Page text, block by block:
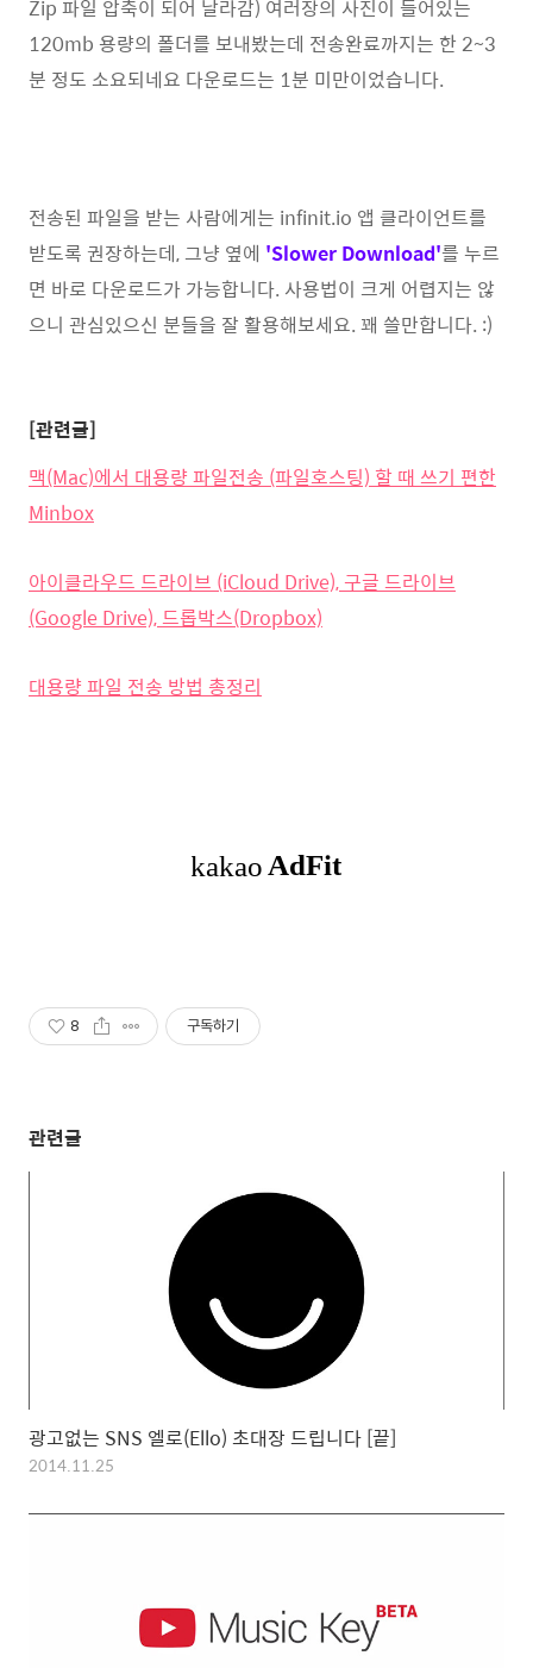
Zip 파일 압축이 되어 날라감) 여러장의 사진이 들어있는
120mb 용량의 폴더를 보내봤는데 전송완료까지는 한 2~3
분 정도 소요되네요 다운로드는 1분 미만이었습니다.
전송된 파일을 받는 사람에게는 infinit.io 앱 클라이언트를
받도록 권장하는데, 그냥 옆에 'Slower Download'를 누르
면 바로 다운로드가 가능합니다. 사용법이 크게 어렵지는 않
으니 관심있으신 분들을 잘 활용해보세요. 꽤 쓸만합니다. :)
[관련글]
맥(Mac)에서 대용량 파일전송 (파일호스팅) 할 때 쓰기 편한
Minbox
아이클라우드 드라이브 (iCloud Drive), 구글 드라이브
(Google Drive), 드롭박스(Dropbox)
대용량 파일 전송 방법 총정리
8 구독하기
관련글
광고없는 SNS 엘로(Ello) 초대장 드립니다 [끝]
2014.11.25